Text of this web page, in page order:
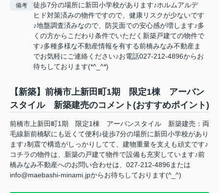
備考
徒歩7分の場所に新田小学校があります♪ホルムアルデ
ヒド対策済みの物件ですので、健康リスクが少ないです
♪地盤調査済みなので、防災面での安心感が増します♪多
くの方からこだわり条件でいただく新築戸建ての物件で
す♪多種多様な不動産情報を有する前橋みなみ不動産ま
でお気軽にご連絡ください♪お電話027-212-4896からお
待ちしております(*^_^*)
【新築】前橋市上新田町1期 限定1棟 アーバン
スタイル 新築建売のコメント(おすすめポイント)
前橋市上新田町1期 限定1棟 アーバンスタイル 新築建売：両
毛線新前橋駅にも近くて便利♪徒歩7分の場所に新田小学校があり
ます♪制震で構造がしっかりしてて、建物重量を支えも頑丈です♪
コチラの物件は、新築の戸建て物件で設備も充実しています♪前
橋みなみ不動産へのお問い合わせは、027-212-4896または
info@maebashi-minami.jpからお待ちしております(^_^)